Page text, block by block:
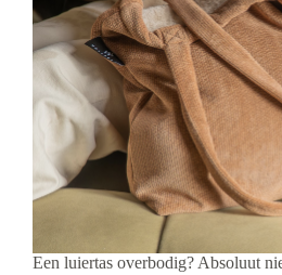
Een luiertas overbodig? Absoluut